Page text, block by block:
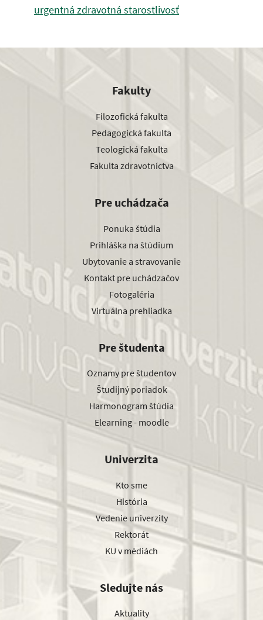
urgentná zdravotná starostlivosť
Fakulty
Filozofická fakulta
Pedagogická fakulta
Teologická fakulta
Fakulta zdravotníctva
Pre uchádzača
Ponuka štúdia
Prihláška na štúdium
Ubytovanie a stravovanie
Kontakt pre uchádzačov
Fotogaléria
Virtuálna prehliadka
Pre študenta
Oznamy pre študentov
Študijný poriadok
Harmonogram štúdia
Elearning - moodle
Univerzita
Kto sme
História
Vedenie univerzity
Rektorát
KU v médiách
Sledujte nás
Aktuality